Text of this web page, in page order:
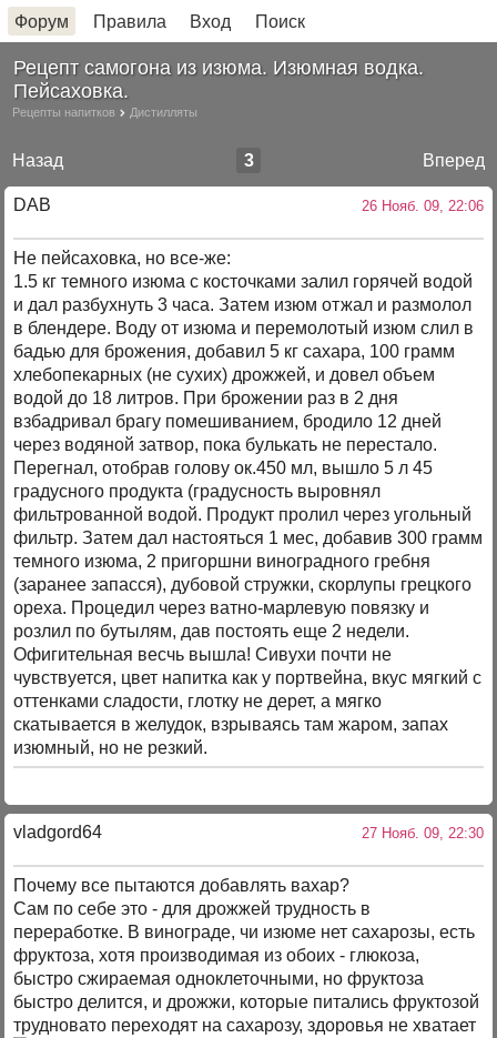
Форум Правила Вход Поиск
Рецепт самогона из изюма. Изюмная водка.
Пейсаховка.
Рецепты напитков Дистилляты
Назад Вперед
3
DAB 26 Нояб. 09, 22:06
Не пейсаховка, но все-же:
1.5 кг темного изюма с косточками залил горячей водой
и дал разбухнуть 3 часа. Затем изюм отжал и размолол
в блендере. Воду от изюма и перемолотый изюм слил в
бадью для брожения, добавил 5 кг сахара, 100 грамм
хлебопекарных (не сухих) дрожжей, и довел объем
водой до 18 литров. При брожении раз в 2 дня
взбадривал брагу помешиванием, бродило 12 дней
через водяной затвор, пока булькать не перестало.
Перегнал, отобрав голову ок.450 мл, вышло 5 л 45
градусного продукта (градусность выровнял
фильтрованной водой. Продукт пролил через угольный
фильтр. Затем дал настояться 1 мес, добавив 300 грамм
темного изюма, 2 пригоршни виноградного гребня
(заранее запасся), дубовой стружки, скорлупы грецкого
ореха. Процедил через ватно-марлевую повязку и
розлил по бутылям, дав постоять еще 2 недели.
Офигительная весчь вышла! Сивухи почти не
чувствуется, цвет напитка как у портвейна, вкус мягкий с
оттенками сладости, глотку не дерет, а мягко
скатывается в желудок, взрываясь там жаром, запах
изюмный, но не резкий.
vladgord64 27 Нояб. 09, 22:30
Почему все пытаются добавлять вахар?
Сам по себе это - для дрожжей трудность в
переработке. В винограде, чи изюме нет сахарозы, есть
фруктоза, хотя производимая из обоих - глюкоза,
быстро сжираемая одноклеточными, но фруктоза
быстро делится, и дрожжи, которые питались фруктозой
трудновато переходят на сахарозу, здоровья не хватает